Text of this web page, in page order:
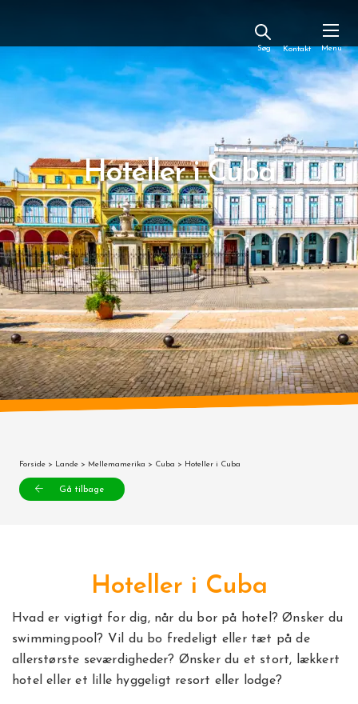
Kontakt
Hoteller i Cuba
Forside > Lande > Mellemamerika > Cuba > Hoteller i Cuba
Gå tilbage
Hoteller i Cuba
Hvad er vigtigt for dig, når du bor på hotel? Ønsker du
swimmingpool? Vil du bo fredeligt eller tæt på de
allerstørste seværdigheder? Ønsker du et stort, lækkert
hotel eller et lille hyggeligt resort eller lodge?